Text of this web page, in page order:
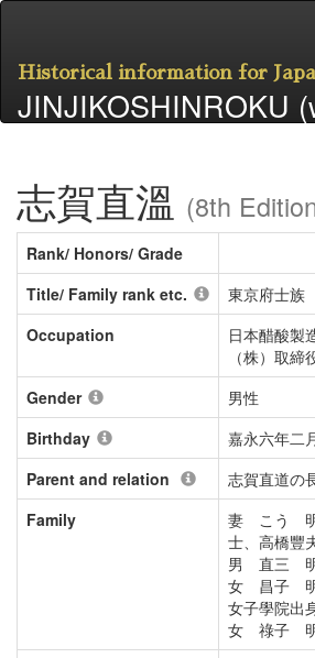
Historical information for
JINJIKOSHINROKU
志賀直溫 (8th
Rank/ Honors/ Grade
Title/ Family rank etc.
東京府士族
Occupation
日本醋酸製
（株）取締
Gender
男性
Birthday
嘉永六年二
Parent and relation
志賀直道の
Family
妻 こう 明
士、高橋豐
男 直三 明
女 昌子 明
女子學院出
女 祿子 明